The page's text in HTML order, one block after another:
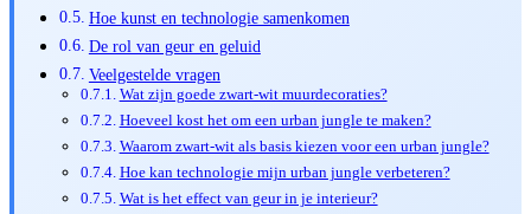
Hoe kunst en technologie samenkomen
De rol van geur en geluid
Veelgestelde vragen
Wat zijn goede zwart-wit muurdecoraties?
Hoeveel kost het om een urban jungle te maken?
Waarom zwart-wit als basis kiezen voor een urban jungle?
Hoe kan technologie mijn urban jungle verbeteren?
Wat is het effect van geur in je interieur?